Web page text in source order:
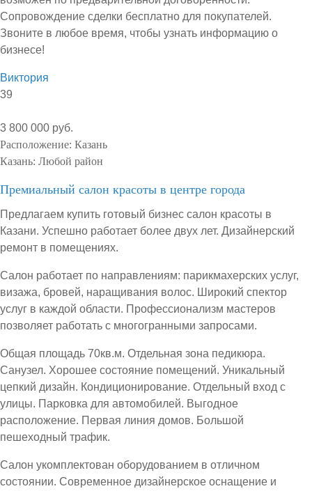
Сопровождение сделки бесплатно для покупателей.
Звоните в любое время, чтобы узнать информацию о
бизнесе!
Виктория
39
3 800 000 руб.
Расположение: Казань
Казань: Любой район
Премиальный салон красоты в центре города
Предлагаем купить готовый бизнес салон красоты в
Казани. Успешно работает более двух лет. Дизайнерский
ремонт в помещениях.
Салон работает по направлениям: парикмахерских услуг,
визажа, бровей, наращивания волос. Широкий спектор
услуг в каждой области. Профессионализм мастеров
позволяет работать с многогранными запросами.
Общая площадь 70кв.м. Отдельная зона педикюра.
Санузел. Хорошее состояние помещений. Уникальный
цепкий дизайн. Кондиционирование. Отдельный вход с
улицы. Парковка для автомобилей. Выгодное
расположение. Первая линия домов. Большой
пешеходный трафик.
Салон укомплектован оборудованием в отличном
состоянии. Современное дизайнерское оснащение и